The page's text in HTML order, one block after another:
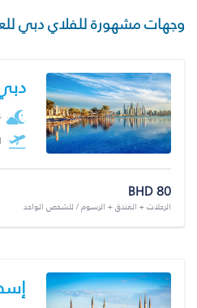
وجهات مشهورة للفلاي دبي
4
BHD 80
الرحلات + الفندق + الرسوم / للشخص الواحد